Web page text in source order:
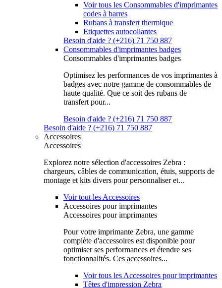
Voir tous les Consommables d'imprimantes
codes à barres
Rubans à transfert thermique
Etiquettes autocollantes
Besoin d'aide ? (+216) 71 750 887
Consommables d'imprimantes badges
Consommables d'imprimantes badges
Optimisez les performances de vos imprimantes à
badges avec notre gamme de consommables de
haute qualité. Que ce soit des rubans de
transfert pour...
Besoin d'aide ? (+216) 71 750 887
Besoin d'aide ? (+216) 71 750 887
Accessoires
Accessoires
Explorez notre sélection d'accessoires Zebra :
chargeurs, câbles de communication, étuis, supports de
montage et kits divers pour personnaliser et...
Voir tout les Accessoires
Accessoires pour imprimantes
Accessoires pour imprimantes
Pour votre imprimante Zebra, une gamme
complète d'accessoires est disponible pour
optimiser ses performances et étendre ses
fonctionnalités. Ces accessoires...
Voir tous les Accessoires pour imprimantes
Têtes d'impression Zebra